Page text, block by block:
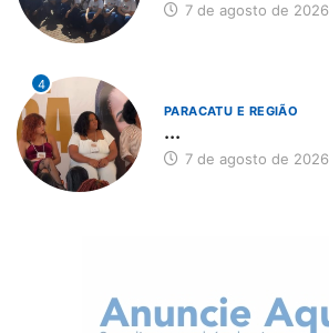
7 de agosto de 2026
4
PARACATU E REGIÃO
...
7 de agosto de 2026